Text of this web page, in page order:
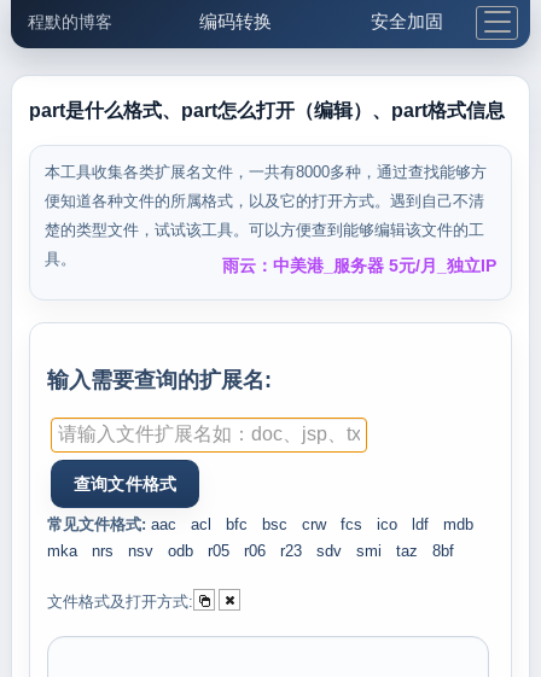
程默的博客 编码转换 安全加固
邮件工具 生活便民 更多工具
5.1支付宝大红包
part是什么格式、part怎么打开（编辑）、part格式信息
本工具收集各类扩展名文件，一共有8000多种，通过查找能够方
便知道各种文件的所属格式，以及它的打开方式。遇到自己不清
楚的类型文件，试试该工具。可以方便查到能够编辑该文件的工
具。
雨云：中美港_服务器 5元/月_独立IP
输入需要查询的扩展名:
常见文件格式: aac acl bfc bsc crw fcs ico ldf
mdb
mka
nrs nsv odb r05 r06 r23 sdv smi taz 8bf
文件格式及打开方式: